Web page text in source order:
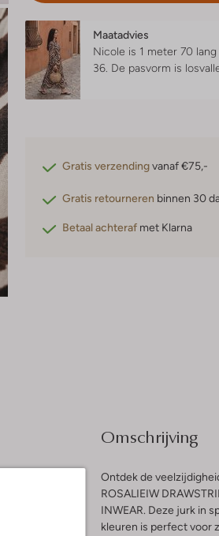
Maatadvies
Nicole is 1 meter 70
36. De pasvorm is
Gratis verzendingvanaf €75,-
Gratis retourneren binnen 30
Betaal achteraf met Klarna
Omschrijving
Ontdek de
ROSALIEIW
INWEAR. Deze jurk in
kleuren is perfect voor